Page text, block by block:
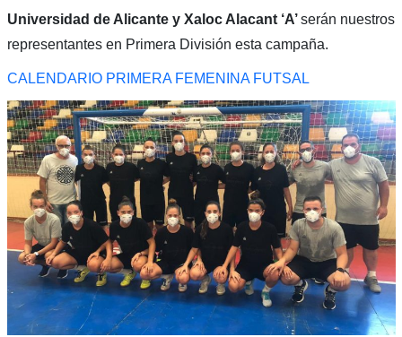
Universidad de Alicante y Xaloc Alacant ‘A’serán nuestros
representantes en Primera División esta campaña.
CALENDARIO PRIMERA FEMENINA FUTSAL